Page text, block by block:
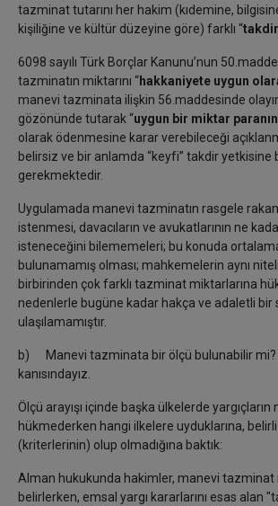
tazminat tutarını her hakim (kıdemine,
kişiliğine ve kültür düzeyine göre) farklı “takdir
6098 sayılı Türk Borçlar Kanunu’nun
tazminatın miktarını “hakkaniyete uygun
manevi tazminata ilişkin 56.maddesinde
gözönünde tutarak “uygun bir miktar paranın
olarak ödenmesine karar verebileceği
belirsiz ve bir anlamda “keyfi” takdir yetkisine
gerekmektedir.
Uygulamada manevi tazminatın rasgele
istenmesi, davacıların ve avukatlarının ne
isteneceğini bilememeleri; bu konuda
bulunamamış olması; mahkemelerin aynı
birbirinden çok farklı tazminat miktarlarına
nedenlerle bugüne kadar hakça ve adaletli bir
ulaşılamamıştır.
b)
Manevi tazminata bir ölçü bulunabilir
kanısındayız.
Ölçü arayışı içinde başka ülkelerde
hükmederken hangi ilkelere uyduklarına,
(kriterlerinin) olup olmadığına baktık:
Alman hukukunda hakimler, manevi tazminat
belirlerken, emsal yargı kararlarını esas alan